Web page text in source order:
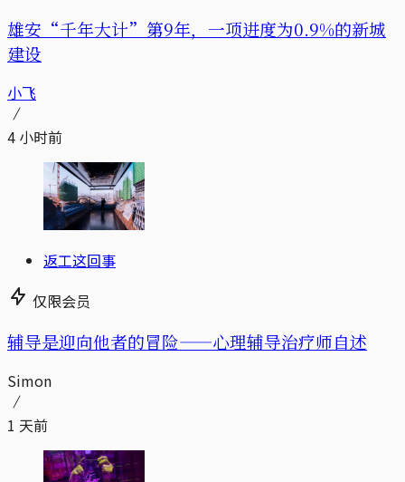
雄安“千年大计”第9年，一项进度为0.9%的新城
建设
小飞
4 小时前
返工这回事
仅限会员
辅导是迎向他者的冒险——心理辅导治疗师自述
Simon
1 天前